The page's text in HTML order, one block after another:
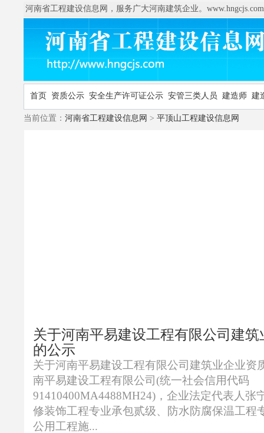
河南省工程建设信息网，服务广大河南建筑企业。www.hngcjs.com
首页 资质公示 安全生产许可证公示 安管三类人员 建造师 建
当前位置： 河南省工程建设信息网 > 平顶山工程建设信息网
关于河南平易建设工程有限公司建
的公示
关于河南平易建设工程有限公司建筑业企
南平易建设工程有限公司(统一社会信用代码
91410400MA4488MH24)，企业法定代表人张
修装饰工程专业承包贰级、防水防腐保温工程
公用工程施...